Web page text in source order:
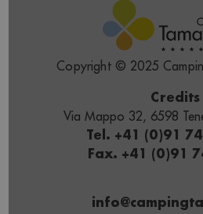
Copyright © 2025
Credits
Via Mappo 32, 6598
Tel. +41 (0)91
Fax. +41 (0)91